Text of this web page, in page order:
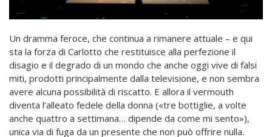
Un dramma feroce, che continua a rimanere attuale – e qui
sta la forza di Carlotto che restituisce alla perfezione il
disagio e il degrado di un mondo che anche oggi vive di falsi
miti, prodotti principalmente dalla televisione, e non sembra
avere alcuna possibilità di riscatto. E allora il vermouth
diventa l’alleato fedele della donna («tre bottiglie, a volte
anche quattro a settimana… dipende da come mi sento»),
unica via di fuga da un presente che non può offrire nulla.